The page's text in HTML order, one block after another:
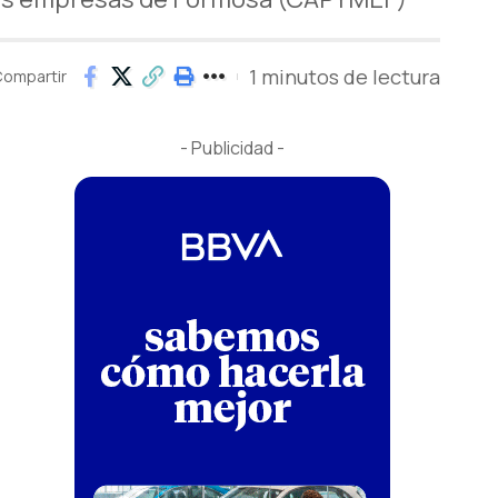
1 minutos de lectura
- Publicidad -